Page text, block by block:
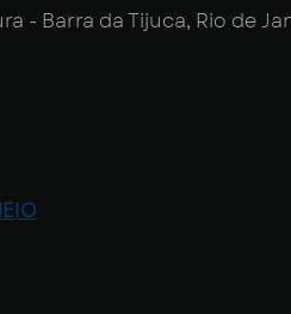
- Barra da Tijuca, Rio de